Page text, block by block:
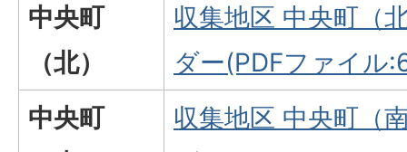
中央町
（北）
収集地区 中央町（
ダー(PDFファイル
中央町
収集地区 中央町（